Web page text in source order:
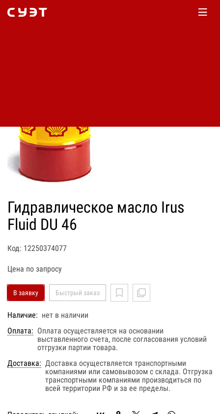
Гидравлическое масло Irus
Fluid DU 46
Код: 12250374077
Цена по запросу
В заявку Быстрый заказ
Наличие: нет в наличии
Оплата: Оплата осуществляется на основании
выставленного счета, после согласования условий
отгрузки партии товара.
Доставка: Доставка осуществляется транспортными
компаниями или самовывозом с склада. Отгрузка
транспортными компаниями производиться по
всей территории РФ и за ее пределы.